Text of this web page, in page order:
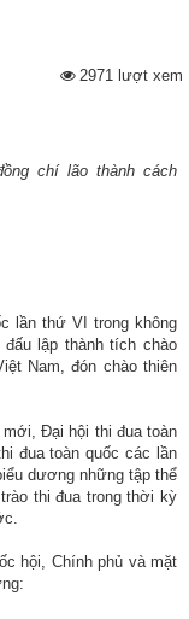
2971 lượt xem
chí lão thành cách
lần thứ VI trong không
lập thành tích chào
Nam, đón chào thiên
Đại hội thi đua toàn
đua toàn quốc các lần
dương những tập thể
thi đua trong thời kỳ
hội, Chính phủ và mặt